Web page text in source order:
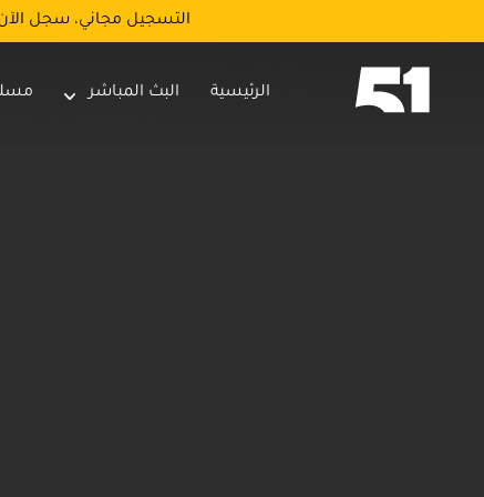
التسجيل مجاني، سجل
الرئيسية البث المباشر